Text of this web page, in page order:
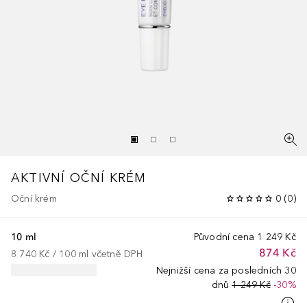
AKTIVNÍ OČNÍ KRÉM
Oční krém 0 (0)
Původní cena 1 249 Kč
874 Kč
Nejnižší cena za posledních 30
dnů 1 249 Kč-30%
10 ml
8 740 Kč / 100 ml včetně DPH